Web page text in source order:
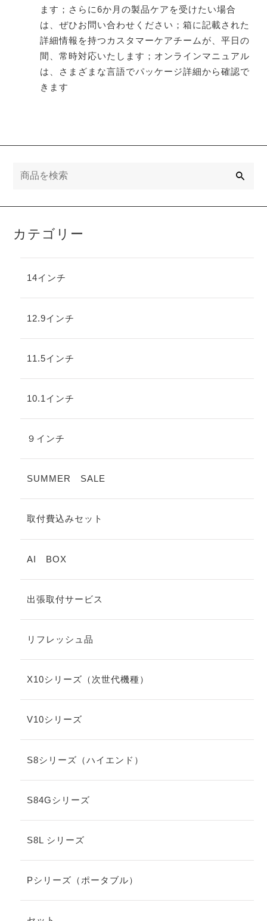
ます；さらに6か月の製品ケアを受けたい場合
は、ぜひお問い合わせください；箱に記載された
詳細情報を持つカスタマーケアチームが、平日の
間、常時対応いたします；オンラインマニュアル
は、さまざまな言語でパッケージ詳細から確認で
きます
カテゴリー
14インチ
12.9インチ
11.5インチ
10.1インチ
９インチ
SUMMER SALE
取付費込みセット
AI BOX
出張取付サービス
リフレッシュ品
X10シリーズ（次世代機種）
V10シリーズ
S8シリーズ（ハイエンド）
S84Gシリーズ
S8L シリーズ
Pシリーズ（ポータブル）